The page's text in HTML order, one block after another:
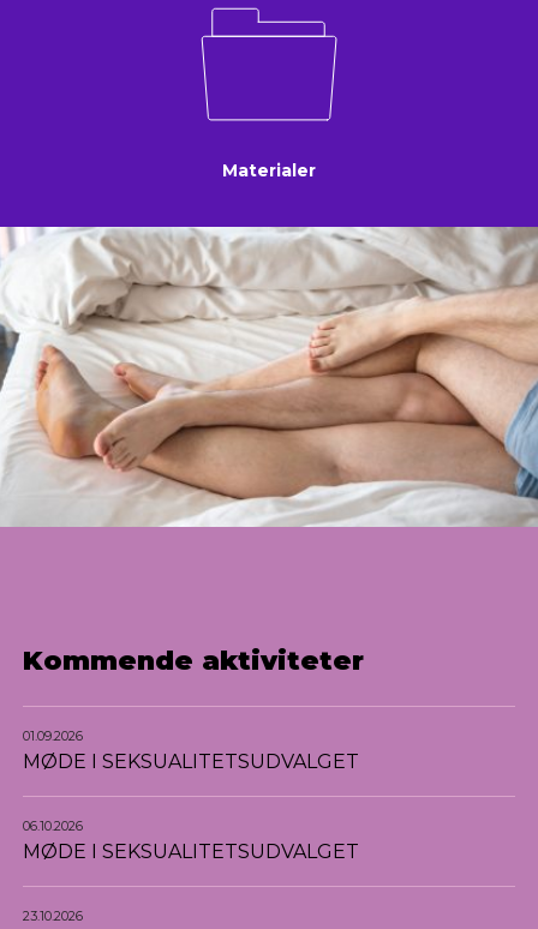
Materialer
Kommende aktiviteter
01.09.2026
MØDE I SEKSUALITETSUDVALGET
06.10.2026
MØDE I SEKSUALITETSUDVALGET
23.10.2026